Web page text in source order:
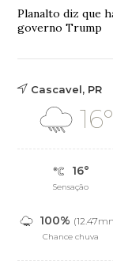
Planalto diz que
governo Trump
Cascavel, PR
16°
16°
Sensação
100%
Chance chuva